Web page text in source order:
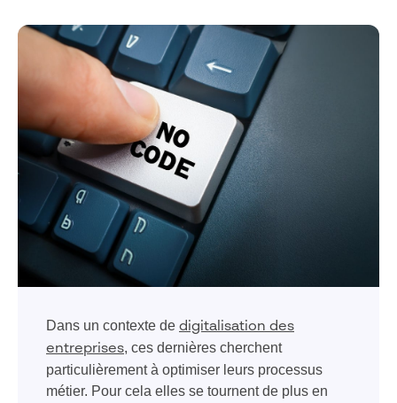
Dans un contexte de digitalisation des
entreprises, ces dernières cherchent
particulièrement à optimiser leurs processus
métier. Pour cela elles se tournent de plus en